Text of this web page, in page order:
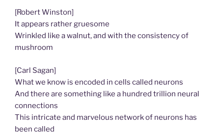
[Robert Winston]
It appears rather gruesome
Wrinkled like a walnut, and with the consistency of
mushroom
[Carl Sagan]
What we know is encoded in cells called neurons
And there are something like a hundred trillion neural
connections
This intricate and marvelous network of neurons has
been called